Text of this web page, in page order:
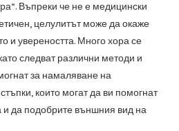
Въпреки че не е медицински
целулитът може да окаже
и увереността. Много хора се
следват различни методи и
за намаляване на
които могат да ви помогнат
и да подобрите външния вид на